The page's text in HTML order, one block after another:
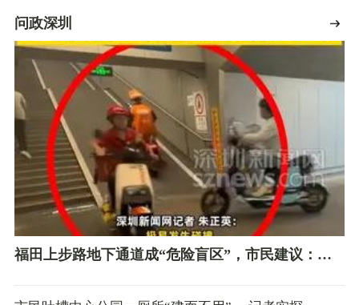
人险十分，酒驾一秒毁
问政深圳
福田上步路地下通道成“危险盲区”，市民建议：增